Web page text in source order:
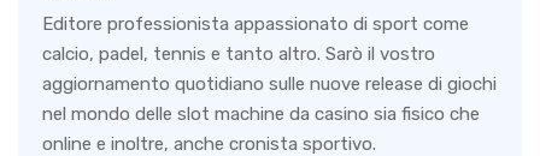
Editore professionista appassionato di sport come
calcio, padel, tennis e tanto altro. Sarò il vostro
aggiornamento quotidiano sulle nuove release di giochi
nel mondo delle slot machine da casino sia fisico che
online e inoltre, anche cronista sportivo.